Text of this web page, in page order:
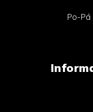
Po-Pá